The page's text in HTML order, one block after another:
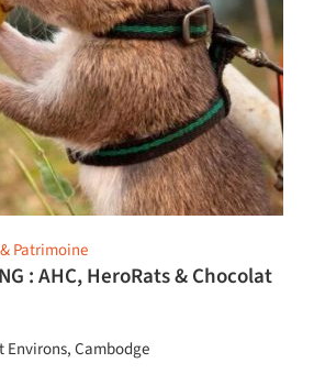
Patrimoine
: AHC, HeroRats & Chocolat
Environs, Cambodge